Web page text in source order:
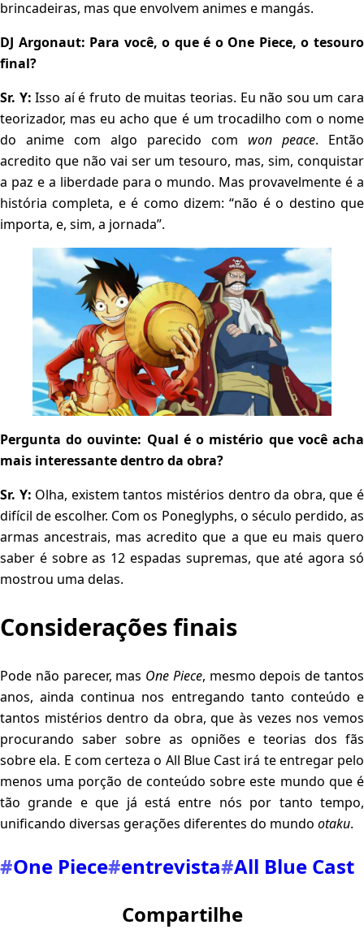
brincadeiras, mas que envolvem animes e mangás.
DJ Argonaut: Para você, o que é o One Piece, o tesouro
final?
Sr. Y: Isso aí é fruto de muitas teorias. Eu não sou um cara
teorizador, mas eu acho que é um trocadilho com o nome
do anime com algo parecido com won peace. Então
acredito que não vai ser um tesouro, mas, sim, conquistar
a paz e a liberdade para o mundo. Mas provavelmente é a
história completa, e é como dizem: “não é o destino que
importa, e, sim, a jornada”.
Pergunta do ouvinte: Qual é o mistério que você acha
mais interessante dentro da obra?
Sr. Y: Olha, existem tantos mistérios dentro da obra, que é
difícil de escolher. Com os Poneglyphs, o século perdido, as
armas ancestrais, mas acredito que a que eu mais quero
saber é sobre as 12 espadas supremas, que até agora só
mostrou uma delas.
Considerações finais
Pode não parecer, mas One Piece, mesmo depois de tantos
anos, ainda continua nos entregando tanto conteúdo e
tantos mistérios dentro da obra, que às vezes nos vemos
procurando saber sobre as opniões e teorias dos fãs
sobre ela. E com certeza o All Blue Cast irá te entregar pelo
menos uma porção de conteúdo sobre este mundo que é
tão grande e que já está entre nós por tanto tempo,
unificando diversas gerações diferentes do mundo otaku.
#One Piece#entrevista#All Blue Cast
Compartilhe